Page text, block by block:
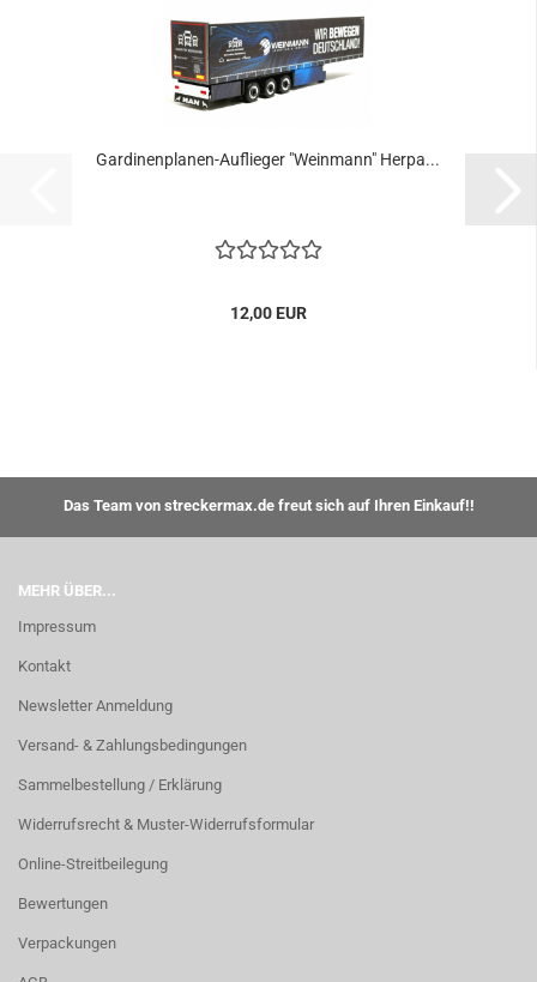
Gardinenplanen-Auflieger "Weinmann" Herpa...
12,00 EUR
Das Team von streckermax.de freut sich auf Ihren Einkauf!!
MEHR ÜBER...
Impressum
Kontakt
Newsletter Anmeldung
Versand- & Zahlungsbedingungen
Sammelbestellung / Erklärung
Widerrufsrecht & Muster-Widerrufsformular
Online-Streitbeilegung
Bewertungen
Verpackungen